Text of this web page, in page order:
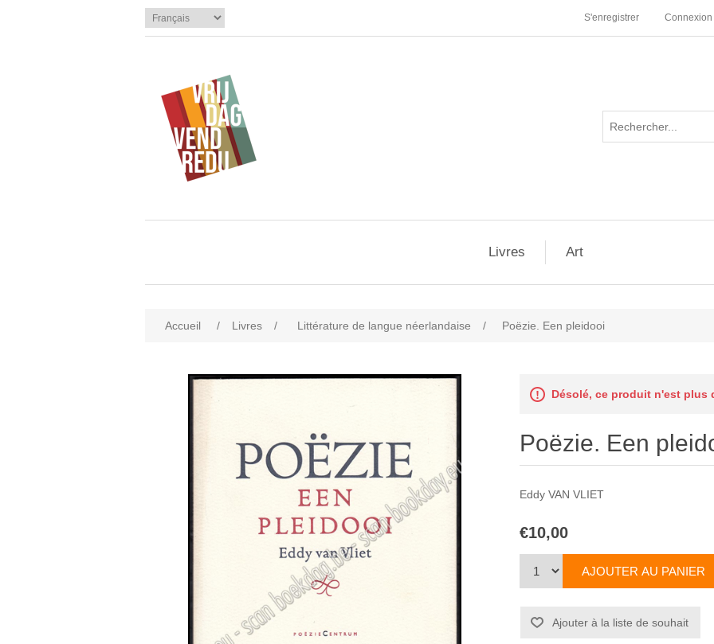
S'enregistrer Connexion
Livres Art
Accueil / Livres / Littérature de langue néerlandaise / Poëzie. Een pleidooi
Désolé, ce produit n'est plus
Poëzie. Een
Eddy VAN VLIET
€10,00